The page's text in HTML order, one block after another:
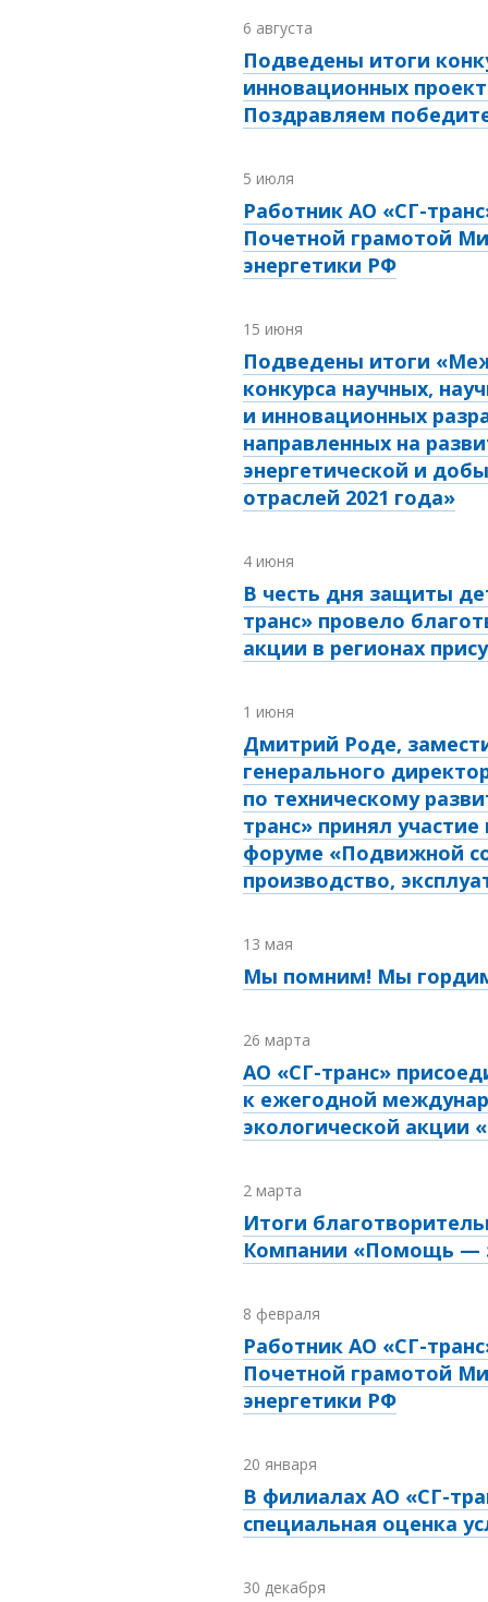
6 августа
Подведены итоги
инновационных
Поздравляем
5 июля
Работник АО «СГ-
Почетной грамотой
энергетики РФ
15 июня
Подведены итоги
конкурса научных,
и инновационных
направленных на
энергетической и
отраслей 2021 года»
4 июня
В честь дня защиты
транс» провело
акции в регионах
1 июня
Дмитрий Роде,
генерального
по техническому
транс» принял
форуме «Подвижной
производство,
13 мая
Мы помним! Мы
26 марта
АО «СГ-транс»
к ежегодной
экологической акции
2 марта
Итоги
Компании «Помощь —
8 февраля
Работник АО «СГ-
Почетной грамотой
энергетики РФ
20 января
В филиалах АО «СГ-
специальная оценка
30 декабря